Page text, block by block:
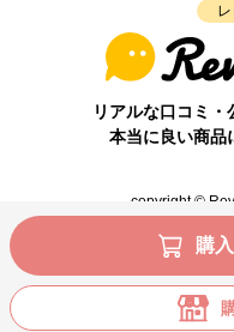
購
リアルな口コミ・
本当に良い商品
copyright ©